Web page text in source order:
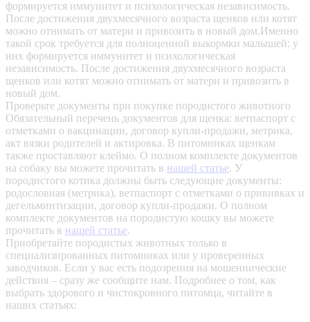
формируется иммунитет и психологическая независимость.
После достижения двухмесячного возраста щенков или котят
можно отнимать от матери и привозить в новый дом.Именно
такой срок требуется для полноценной выкормки малышей: у
них формируется иммунитет и психологическая
независимость. После достижения двухмесячного возраста
щенков или котят можно отнимать от матери и привозить в
новый дом.
Проверьте документы при покупке породистого животного
Обязательный перечень документов для щенка: ветпаспорт с
отметками о вакцинации, договор купли-продажи, метрика,
акт вязки родителей и актировка. В питомниках щенкам
также проставляют клеймо. О полном комплекте документов
на собаку вы можете прочитать в нашей статье. У
породистого котика должны быть следующие документы:
родословная (метрика), ветпаспорт с отметками о прививках и
дегельминтизации, договор купли-продажи. О полном
комплекте документов на породистую кошку вы можете
прочитать в нашей статье.
Приобретайте породистых животных только в
специализированных питомниках или у проверенных
заводчиков. Если у вас есть подозрения на мошеннические
действия – сразу же сообщите нам. Подробнее о том, как
выбрать здорового и чистокровного питомца, читайте в
наших статьях: